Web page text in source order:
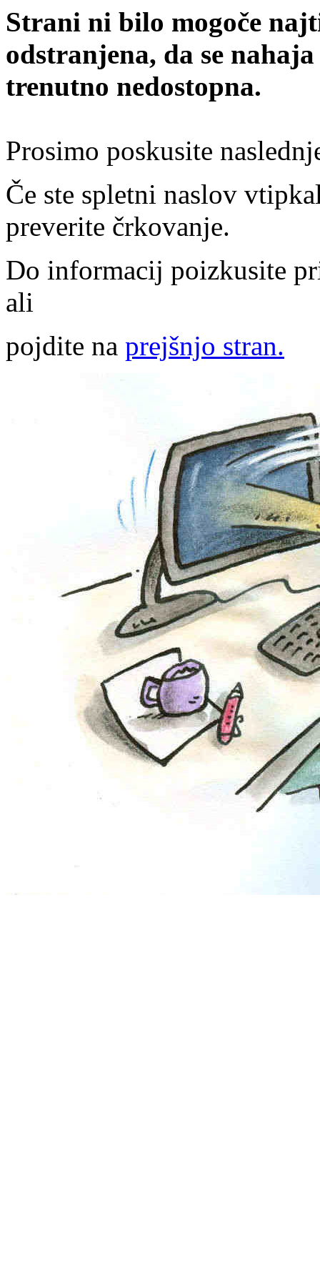
Strani ni bilo mogoče
odstranjena, da se
trenutno nedostopna.
Prosimo poskusite
Če ste spletni naslov
preverite črkovanje.
Do informacij poizkusite
ali
pojdite na prejšnjo stran.